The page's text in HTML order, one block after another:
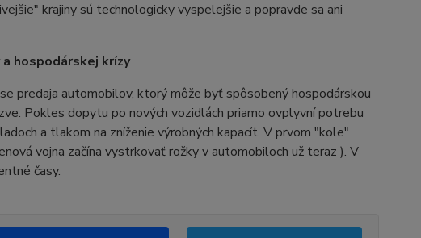
krajiny sú technologicky vyspelejšie a popravde sa ani
hospodárskej krízy
predaja automobilov, ktorý môže byť spôsobený hospodárskou
Pokles dopytu po nových vozidlách priamo ovplyvní potrebu
a tlakom na zníženie výrobných kapacít. V prvom "kole"
vojna začína vystrkovať rožky v automobiloch už teraz ). V
časy.